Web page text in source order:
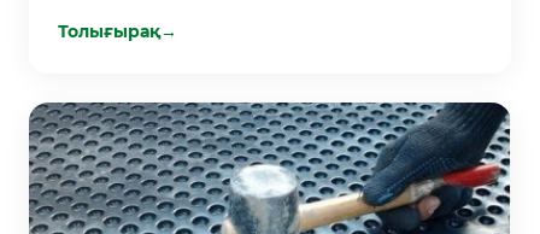
Толығырақ→